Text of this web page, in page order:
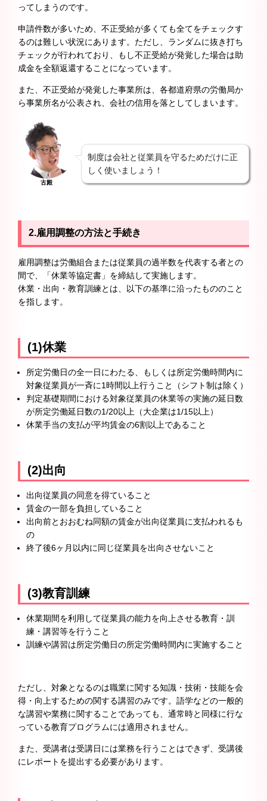
ってしまうのです。
申請件数が多いため、不正受給が多くても全てをチェックす
るのは難しい状況にあります。ただし、ランダムに抜き打ち
チェックが行われており、もし不正受給が発覚した場合は助
成金を全額返還することになっています。
また、不正受給が発覚した事業所は、各都道府県の労働局か
ら事業所名が公表され、会社の信用を落としてしまいます。
古殿
制度は会社と従業員を守るためだけに正
しく使いましょう！
2.雇用調整の方法と手続き
雇用調整は労働組合または従業員の過半数を代表する者との
間で、「休業等協定書」を締結して実施します。
休業・出向・教育訓練とは、以下の基準に沿ったもののこと
を指します。
(1)休業
所定労働日の全一日にわたる、もしくは所定労働時間内に
対象従業員が一斉に1時間以上行うこと（シフト制は除く）
判定基礎期間における対象従業員の休業等の実施の延日数
が所定労働延日数の1/20以上（大企業は1/15以上）
休業手当の支払が平均賃金の6割以上であること
(2)出向
出向従業員の同意を得ていること
賃金の一部を負担していること
出向前とおおむね同額の賃金が出向従業員に支払われるも
の
終了後6ヶ月以内に同じ従業員を出向させないこと
(3)教育訓練
休業期間を利用して従業員の能力を向上させる教育・訓
練・講習等を行うこと
訓練や講習は所定労働日の所定労働時間内に実施すること
ただし、対象となるのは職業に関する知識・技術・技能を会
得・向上するための関する講習のみです。語学などの一般的
な講習や業務に関することであっても、通常時と同様に行な
っている教育プログラムには適用されません。
また、受講者は受講日には業務を行うことはできず、受講後
にレポートを提出する必要があります。